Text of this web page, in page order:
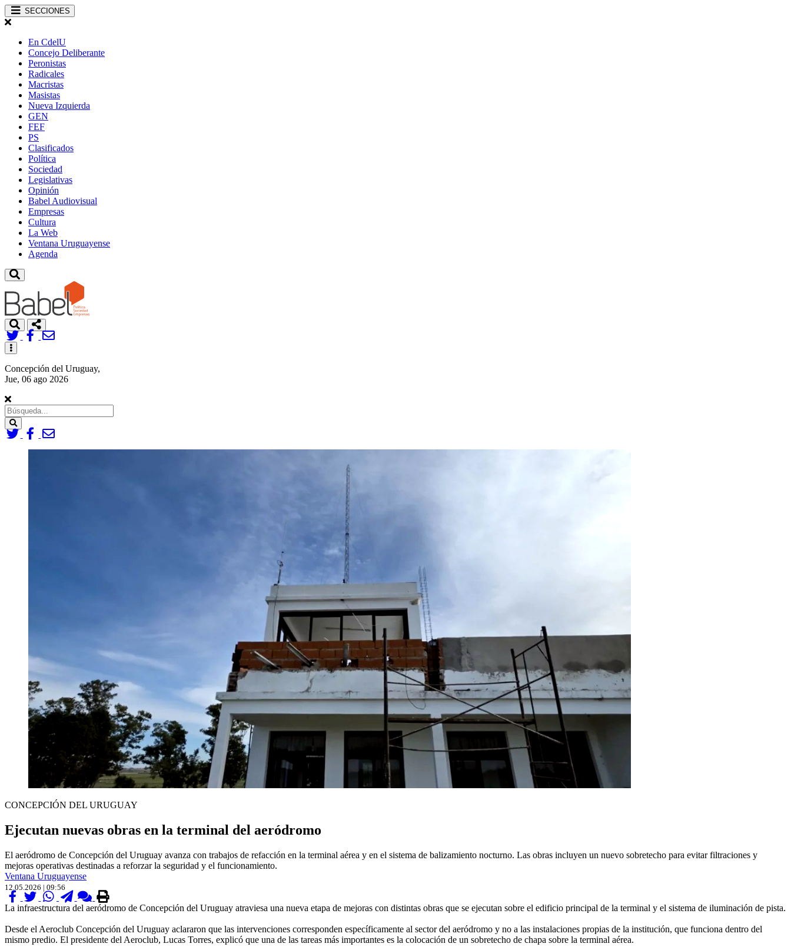
SECCIONES
En CdelU
Concejo Deliberante
Peronistas
Radicales
Macristas
Masistas
Nueva Izquierda
GEN
FEF
PS
Clasificados
Política
Sociedad
Legislativas
Opinión
Babel Audiovisual
Empresas
Cultura
La Web
Ventana Uruguayense
Agenda
Toggle
navigation
Concepción del Uruguay,
Jue, 06 ago 2026
Search
CONCEPCIÓN DEL URUGUAY
Ejecutan nuevas obras en la terminal del aeródromo
El aeródromo de Concepción del Uruguay avanza con trabajos de refacción en la terminal aérea y en el sistema de balizamiento nocturno. Las obras incluyen un nuevo sobretecho para evitar filtraciones y
mejoras operativas destinadas a reforzar la seguridad y el funcionamiento.
Ventana Uruguayense
12.05.2026 | 09:56
La infraestructura del aeródromo de Concepción del Uruguay atraviesa una nueva etapa de mejoras con distintas obras que se ejecutan sobre el edificio principal de la terminal y el sistema de iluminación de pista.
Desde el Aeroclub Concepción del Uruguay aclararon que las intervenciones corresponden específicamente al sector del aeródromo y no a las instalaciones propias de la institución, que funciona dentro del
mismo predio. El presidente del Aeroclub, Lucas Torres, explicó que una de las tareas más importantes es la colocación de un sobretecho de chapa sobre la terminal aérea.